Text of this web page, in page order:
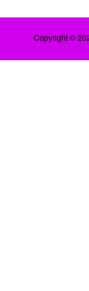
Copyright ©